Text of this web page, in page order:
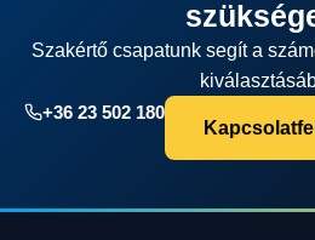
Szakértő csapatunk segít a
+36 23 502 180